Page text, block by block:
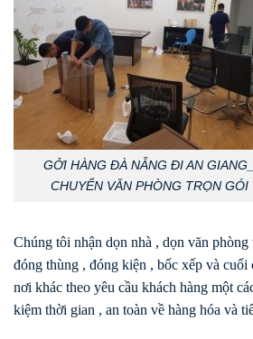
GỞI HÀNG ĐÀ NẴNG ĐI AN GIANG_
CHUYỂN VĂN PHÒNG TRỌN GÓI
Chúng tôi nhận dọn nhà , dọn văn phòng
đóng thùng , đóng kiện , bốc xếp và cuối
nơi khác theo yêu cầu khách hàng một
kiệm thời gian , an toàn về hàng hóa và